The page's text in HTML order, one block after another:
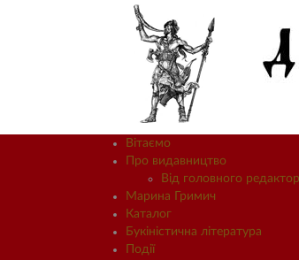
Вітаємо
Про видавництво
Від головного
Марина Гримич
Каталог
Букіністична література
Події